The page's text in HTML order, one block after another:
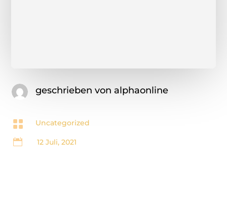
geschrieben von alphaonline
 Uncategorized
 12 Juli, 2021